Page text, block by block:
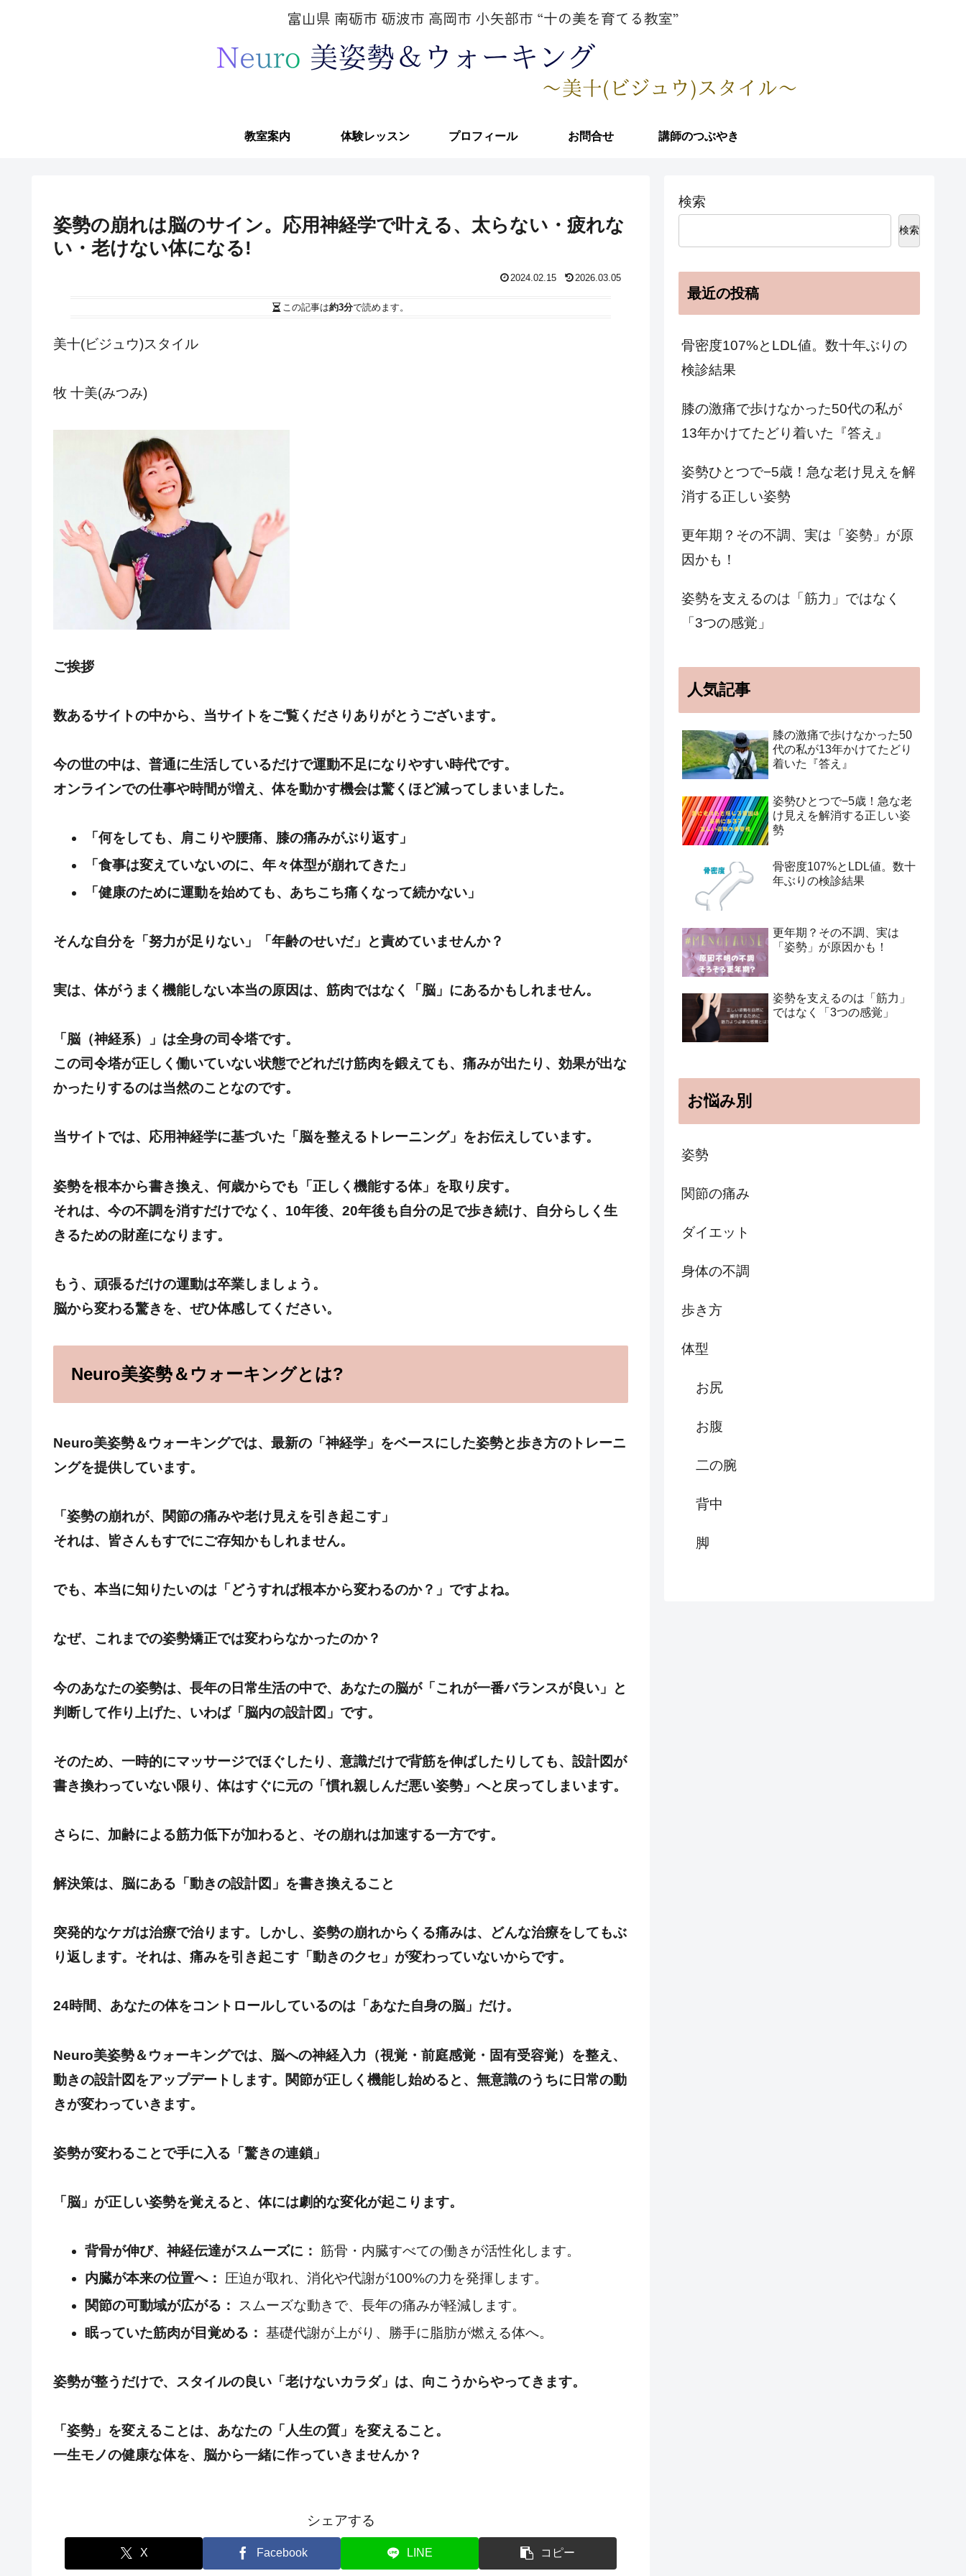
教室案内 体験レッスン プロフィール お問合せ 講師のつぶやき
姿勢の崩れは脳のサイン。応用神経学で叶える、太らない・疲れな
い・老けない体になる!
2024.02.15 2026.03.05
この記事は約3分で読めます。
美十(ビジュウ)スタイル
牧 十美(みつみ)
ご挨拶
数あるサイトの中から、当サイトをご覧くださりありがとうございます。
今の世の中は、普通に生活しているだけで運動不足になりやすい時代です。
オンラインでの仕事や時間が増え、体を動かす機会は驚くほど減ってしまいました。
「何をしても、肩こりや腰痛、膝の痛みがぶり返す」
「食事は変えていないのに、年々体型が崩れてきた」
「健康のために運動を始めても、あちこち痛くなって続かない」
そんな自分を「努力が足りない」「年齢のせいだ」と責めていませんか？
実は、体がうまく機能しない本当の原因は、筋肉ではなく「脳」にあるかもしれません。
「脳（神経系）」は全身の司令塔です。
この司令塔が正しく働いていない状態でどれだけ筋肉を鍛えても、痛みが出たり、効果が出な
かったりするのは当然のことなのです。
当サイトでは、応用神経学に基づいた「脳を整えるトレーニング」をお伝えしています。
姿勢を根本から書き換え、何歳からでも「正しく機能する体」を取り戻す。
それは、今の不調を消すだけでなく、10年後、20年後も自分の足で歩き続け、自分らしく生
きるための財産になります。
もう、頑張るだけの運動は卒業しましょう 。
脳から変わる驚きを、ぜひ体感してください。
Neuro美姿勢＆ウォーキングとは?
Neuro美姿勢＆ウォーキングでは、最新の「神経学」をベースにした姿勢と歩き方のトレーニ
ングを提供しています。
「姿勢の崩れが、関節の痛みや老け見えを引き起こす」
それは、皆さんもすでにご存知かもしれません。
でも、本当に知りたいのは「どうすれば根本から変わるのか？」ですよね。
なぜ、これまでの姿勢矯正では変わらなかったのか？
今のあなたの姿勢は、長年の日常生活の中で、あなたの脳が「これが一番バランスが良い」と
判断して作り上げた、いわば「脳内の設計図」です。
そのため、一時的にマッサージでほぐしたり、意識だけで背筋を伸ばしたりしても、設計図が
書き換わっていない限り、体はすぐに元の「慣れ親しんだ悪い姿勢」へと戻ってしまいます。
さらに、加齢による筋力低下が加わると、その崩れは加速する一方です。
解決策は、脳にある「動きの設計図」を書き換えること
突発的なケガは治療で治ります。しかし、姿勢の崩れからくる痛みは、どんな治療をしてもぶ
り返します。それは、痛みを引き起こす「動きのクセ」が変わっていないからです。
24時間、あなたの体をコントロールしているのは「あなた自身の脳」だけ。
Neuro美姿勢＆ウォーキングでは、脳への神経入力（視覚・前庭感覚・固有受容覚）を整え、
動きの設計図をアップデートします。関節が正しく機能し始めると、無意識のうちに日常の動
きが変わっていきます。
姿勢が変わることで手に入る「驚きの連鎖」
「脳」が正しい姿勢を覚えると、体には劇的な変化が起こります。
背骨が伸び、神経伝達がスムーズに： 筋骨・内臓すべての働きが活性化します。
内臓が本来の位置へ：
圧迫が取れ、消化や代謝が100%の力を発揮します。
関節の可動域が広がる：
スムーズな動きで、長年の痛みが軽減します。
眠っていた筋肉が目覚める： 基礎代謝が上がり、勝手に脂肪が燃える体へ。
姿勢が整うだけで、スタイルの良い「老けないカラダ」は、向こうからやってきます。
「姿勢」を変えることは、あなたの「人生の質」を変えること。
一生モノの健康な体を、脳から一緒に作っていきませんか？
シェアする
X Facebook LINE コピー
検索
検索
最近の投稿
骨密度107%とLDL値。数十年ぶりの
検診結果
膝の激痛で歩けなかった50代の私が
13年かけてたどり着いた『答え』
姿勢ひとつで−5歳！急な老け見えを解
消する正しい姿勢
更年期？その不調、実は「姿勢」が原
因かも！
姿勢を支えるのは「筋力」ではなく
「3つの感覚」
人気記事
膝の激痛で歩けなかった50
代の私が13年かけてたどり
着いた『答え』
姿勢ひとつで−5歳！急な老
け見えを解消する正しい姿
勢
骨密度107%とLDL値。数十
年ぶりの検診結果
更年期？その不調、実は
「姿勢」が原因かも！
姿勢を支えるのは「筋力」
ではなく「3つの感覚」
お悩み別
姿勢
関節の痛み
ダイエット
身体の不調
歩き方
体型
お尻
お腹
二の腕
背中
脚